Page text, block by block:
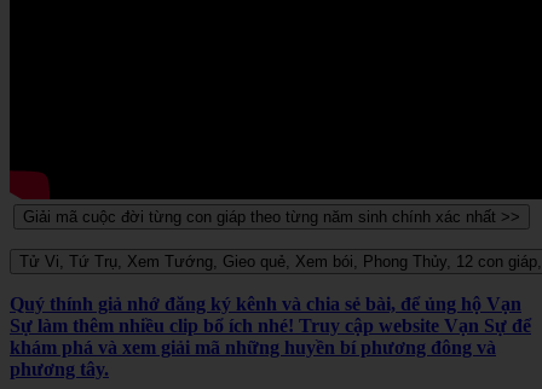
Quý thính giả nhớ đăng ký kênh và chia sẻ bài, để ủng hộ Vạn
Sự làm thêm nhiều clip bổ ích nhé! Truy cập website Vạn Sự để
khám phá và xem giải mã những huyền bí phương đông và
phương tây.